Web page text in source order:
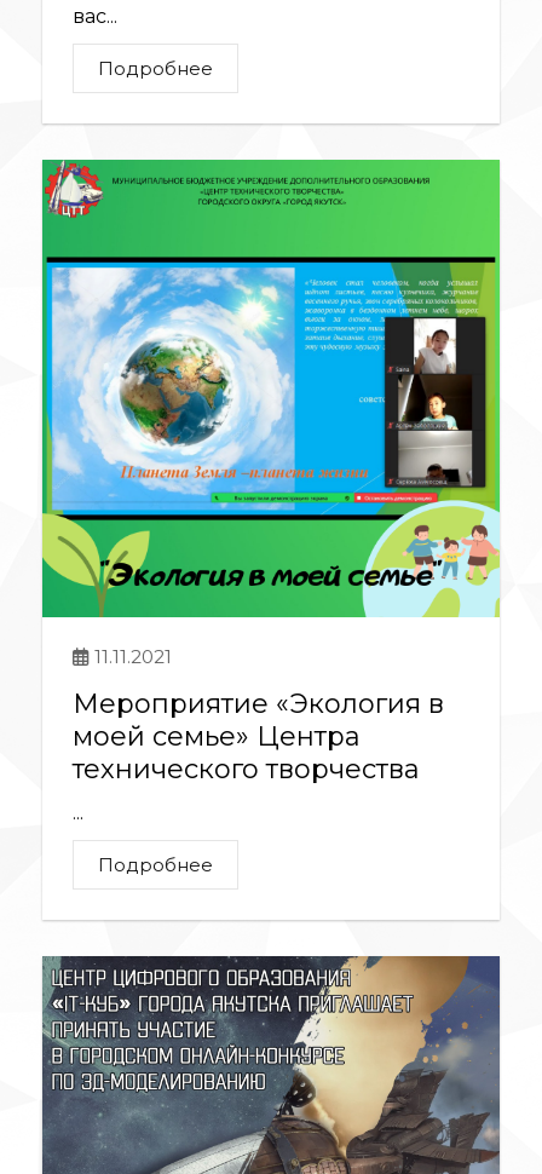
вас...
Подробнее
11.11.2021
Мероприятие «Экология в
моей семье» Центра
технического творчества
...
Подробнее